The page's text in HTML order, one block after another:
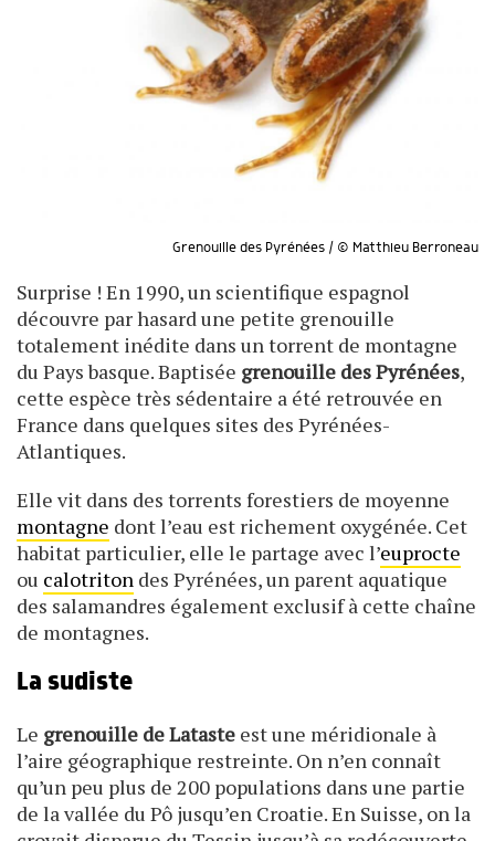
Grenouille des Pyrénées / © Matthieu Berroneau
Surprise ! En 1990, un scientifique espagnol
découvre par hasard une petite grenouille
totalement inédite dans un torrent de montagne
du Pays basque. Baptisée grenouille des Pyrénées,
cette espèce très sédentaire a été retrouvée en
France dans quelques sites des Pyrénées-
Atlantiques.
Elle vit dans des torrents forestiers de moyenne
montagne dont l’eau est richement oxygénée. Cet
habitat particulier, elle le partage avec l’euprocte
ou calotriton des Pyrénées, un parent aquatique
des salamandres également exclusif à cette chaîne
de montagnes.
La sudiste
Le grenouille de Lataste est une méridionale à
l’aire géographique restreinte. On n’en connaît
qu’un peu plus de 200 populations dans une partie
de la vallée du Pô jusqu’en Croatie. En Suisse, on la